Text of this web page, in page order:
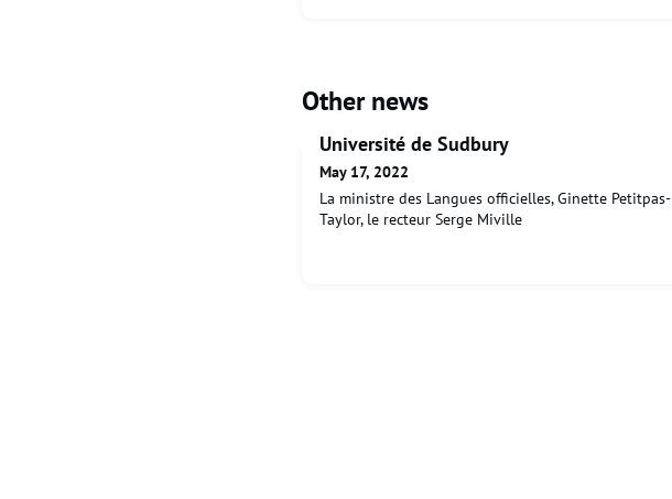
Other news
Université de Sudbury
May 17, 2022
La ministre des Langues officielles, Ginette Petitpas-
Taylor, le recteur Serge Miville